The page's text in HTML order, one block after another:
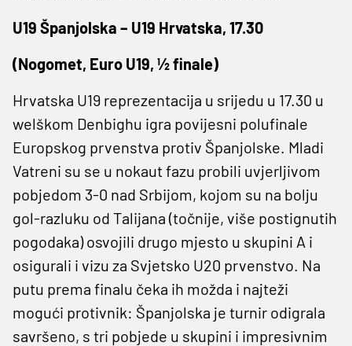
U19 Španjolska – U19 Hrvatska, 17.30
(Nogomet, Euro U19, ½ finale)
Hrvatska U19 reprezentacija u srijedu u 17.30 u
welškom Denbighu igra povijesni polufinale
Europskog prvenstva protiv Španjolske. Mladi
Vatreni su se u nokaut fazu probili uvjerljivom
pobjedom 3-0 nad Srbijom, kojom su na bolju
gol-razluku od Talijana (točnije, više postignutih
pogodaka) osvojili drugo mjesto u skupini A i
osigurali i vizu za Svjetsko U20 prvenstvo. Na
putu prema finalu čeka ih možda i najteži
mogući protivnik: Španjolska je turnir odigrala
savršeno, s tri pobjede u skupini i impresivnim